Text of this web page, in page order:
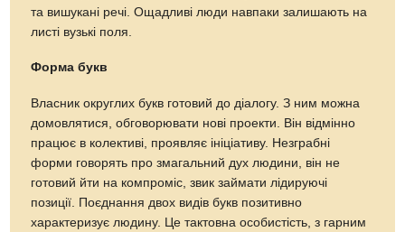
та вишукані речі. Ощадливі люди навпаки залишають на
листі вузькі поля.
Форма букв
Власник округлих букв готовий до діалогу. З ним можна
домовлятися, обговорювати нові проекти. Він відмінно
працює в колективі, проявляє ініціативу. Незграбні
форми говорять про змагальний дух людини, він не
готовий йти на компроміс, звик займати лідируючі
позиції. Поєднання двох видів букв позитивно
характеризує людину. Це тактовна особистість, з гарним